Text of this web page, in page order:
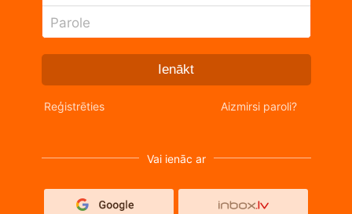
Parole
Ienākt
Reģistrēties Aizmirsi paroli?
Vai ienāc ar